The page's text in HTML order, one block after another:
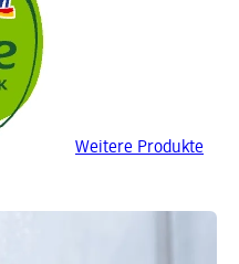
Weitere Produkte